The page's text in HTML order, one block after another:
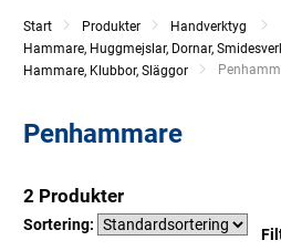
Start Produkter
Handverktyg
Hammare, Huggmejslar, Dornar,
Hammare, Klubbor, Släggor
Current:
Penhammare
2 Produkter
Sortering: